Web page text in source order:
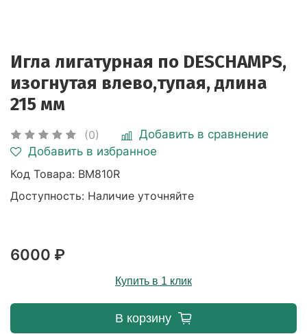
Игла лигатурная по DESCHAMPS,
изогнутая влево,тупая, длина
215 мм
(0)
Добавить в сравнение
Добавить в избранное
Код Товара: BM810R
Доступность: Наличие уточняйте
6000 ₽
Купить в 1 клик
В корзину